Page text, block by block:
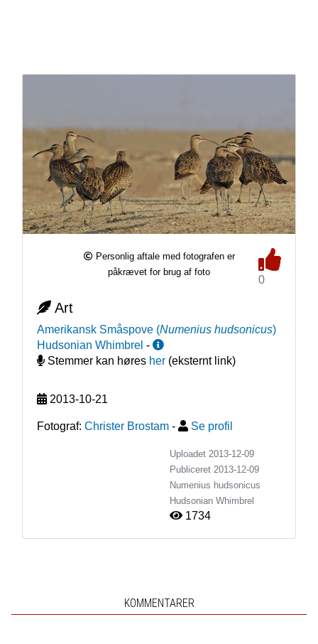
Personlig aftale med fotografen er
påkrævet for brug af foto
0
Art
Amerikansk Småspove (Numenius hudsonicus)
Hudsonian Whimbrel -
Stemmer kan høres her(eksternt link)
2013-10-21
Fotograf: Christer Brostam - Se profil
Uploadet 2013-12-09
Publiceret 2013-12-09
Numenius hudsonicus
Hudsonian Whimbrel
1734
KOMMENTARER